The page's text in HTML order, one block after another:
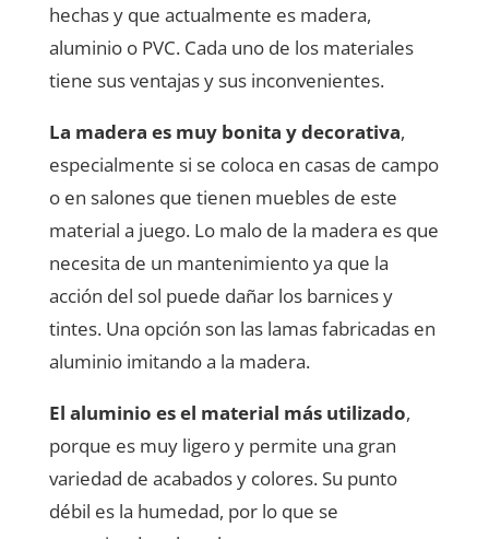
hechas y que actualmente es madera,
aluminio o PVC. Cada uno de los materiales
tiene sus ventajas y sus inconvenientes.
La madera es muy bonita y decorativa,
especialmente si se coloca en casas de campo
o en salones que tienen muebles de este
material a juego. Lo malo de la madera es que
necesita de un mantenimiento ya que la
acción del sol puede dañar los barnices y
tintes. Una opción son las lamas fabricadas en
aluminio imitando a la madera.
El aluminio es el material más utilizado,
porque es muy ligero y permite una gran
variedad de acabados y colores. Su punto
débil es la humedad, por lo que se